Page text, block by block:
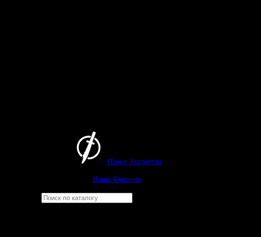
Ножи Златоуста
Ваша Корзина